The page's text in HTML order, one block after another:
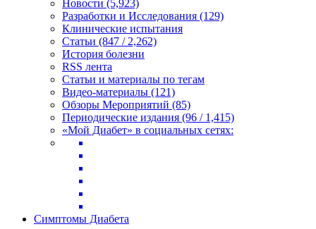
Новости (5,923)
Разработки и Исследования (129)
Клинические испытания
Статьи (847 / 2,262)
История болезни
RSS лента
Статьи и материалы по тегам
Видео-материалы (121)
Обзоры Мероприятий (85)
Периодические издания (96 / 1,415)
«Мой Диабет» в социальных сетях:
Симптомы Диабета